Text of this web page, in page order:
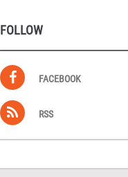
FOLLOW
FACEBOOK
RSS